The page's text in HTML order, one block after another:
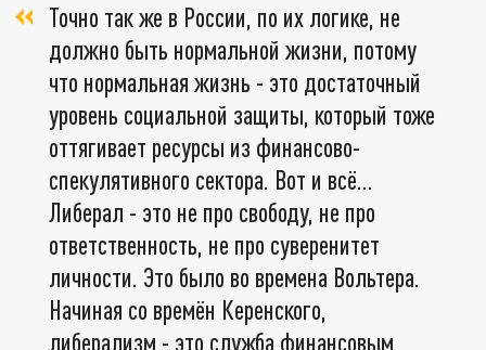
Точно так же в России, по их логике, не
должно быть нормальной жизни, потому
что нормальная жизнь - это достаточный
уровень социальной защиты, который тоже
оттягивает ресурсы из финансово-
спекулятивного сектора. Вот и всё...
Либерал - это не про свободу, не про
ответственность, не про суверенитет
личности. Это было во времена Вольтера.
Начиная со времён Керенского,
либерализм - это служба финансовым